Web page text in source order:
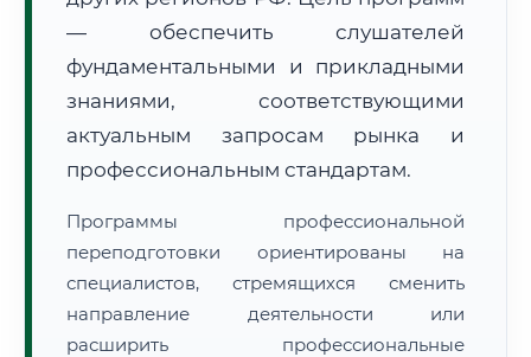
📜 Документы и аккредитация
— обеспечить слушателей
фундаментальными и прикладными
знаниями, соответствующими
актуальным запросам рынка и
профессиональным стандартам.
Программы профессиональной
переподготовки ориентированы на
специалистов, стремящихся сменить
направление деятельности или
расширить профессиональные